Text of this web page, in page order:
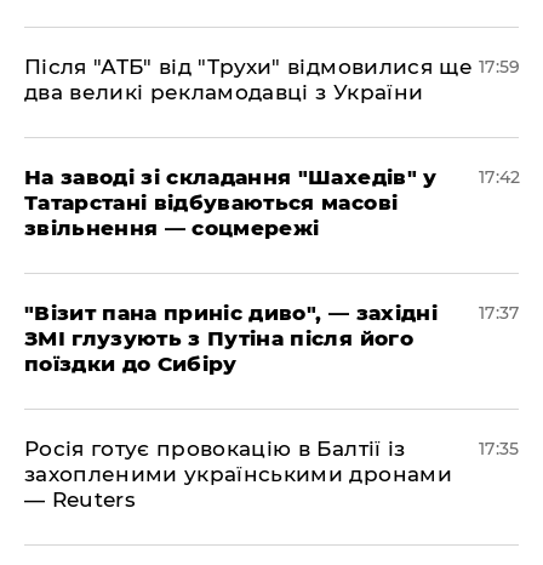
​Після "АТБ" від "Трухи" відмовилися ще
два великі рекламодавці з України
17:59
​На заводі зі складання "Шахедів" у
Татарстані відбуваються масові
звільнення — соцмережі
17:42
"Візит пана приніс диво", — західні
ЗМІ глузують з Путіна після його
поїздки до Сибіру
17:37
Росія готує провокацію в Балтії із
захопленими українськими дронами
— Reuters
17:35